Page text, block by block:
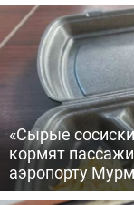
«Сырые
кормят
аэропорту